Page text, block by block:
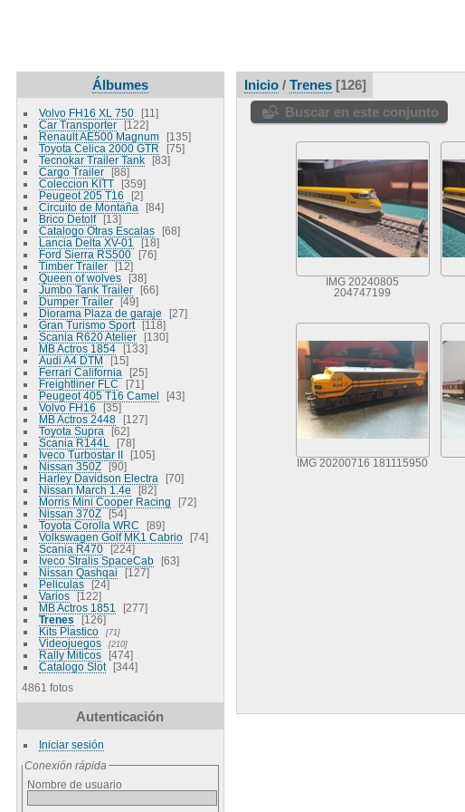
Álbumes
Volvo FH16 XL 750
11
Car Transporter
122
Renault AE500 Magnum
135
Toyota Celica 2000 GTR
75
Tecnokar Trailer Tank
83
Cargo Trailer
88
Coleccion KITT
359
Peugeot 205 T16
2
Circuito de Montaña
84
Brico Detolf
13
Catalogo Otras Escalas
68
Lancia Delta XV-01
18
Ford Sierra RS500
76
Timber Trailer
12
Queen of wolves
38
Jumbo Tank Trailer
66
Dumper Trailer
49
Diorama Plaza de garaje
27
Gran Turismo Sport
118
Scania R620 Atelier
130
MB Actros 1854
133
Audi A4 DTM
15
Ferrari California
25
Freightliner FLC
71
Peugeot 405 T16 Camel
43
Volvo FH16
35
MB Actros 2448
127
Toyota Supra
62
Scania R144L
78
Iveco Turbostar II
105
Nissan 350Z
90
Harley Davidson Electra
70
Nissan March 1.4e
82
Morris Mini Cooper Racing
72
Nissan 370Z
54
Toyota Corolla WRC
89
Volkswagen Golf MK1 Cabrio
74
Scania R470
224
Iveco Stralis SpaceCab
63
Nissan Qashqai
127
Peliculas
24
Varios
122
MB Actros 1851
277
Trenes
126
Kits Plastico
71
Videojuegos 210
Rally Miticos
474
Catalogo Slot
344
4861 fotos
Autenticación
Iniciar sesión
Conexión rápida
Nombre de usuario
Inicio/ Trenes 126
Buscar en este conjunto
IMG 20240805
204747199
IMG 20200716 181115950